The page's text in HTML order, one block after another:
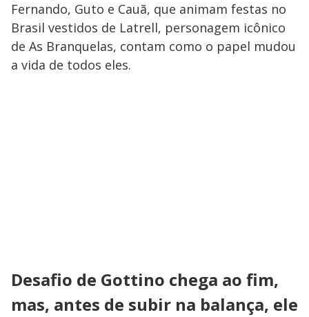
Fernando, Guto e Cauã, que animam festas no
Brasil vestidos de Latrell, personagem icônico
de As Branquelas, contam como o papel mudou
a vida de todos eles.
Desafio de Gottino chega ao fim,
mas, antes de subir na balança, ele